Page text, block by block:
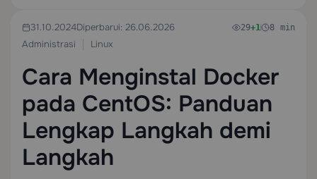
31.10.2024Diperbarui: 26.06.2026
Administrasi
Linux
29+1 8 min
Cara Menginstal Docker
pada CentOS: Panduan
Lengkap Langkah demi
Langkah